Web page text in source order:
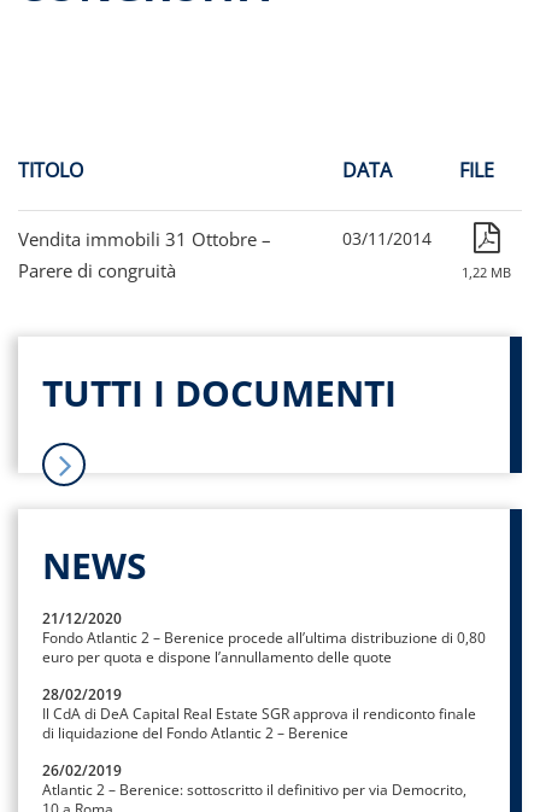
TITOLO DATA FILE
Vendita immobili 31 Ottobre –
Parere di congruità
03/11/2014
1,22 MB
TUTTI I DOCUMENTI
NEWS
21/12/2020
Fondo Atlantic 2 – Berenice procede all’ultima distribuzione di 0,80
euro per quota e dispone l’annullamento delle quote
28/02/2019
Il CdA di DeA Capital Real Estate SGR approva il rendiconto finale
di liquidazione del Fondo Atlantic 2 – Berenice
26/02/2019
Atlantic 2 – Berenice: sottoscritto il definitivo per via Democrito,